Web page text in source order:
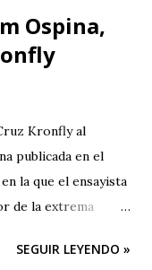
Ospina,
Kronfly al
publicada en el
la que el ensayista
de la extrema
. Revista Corónica
SEGUIR LEYENDO »